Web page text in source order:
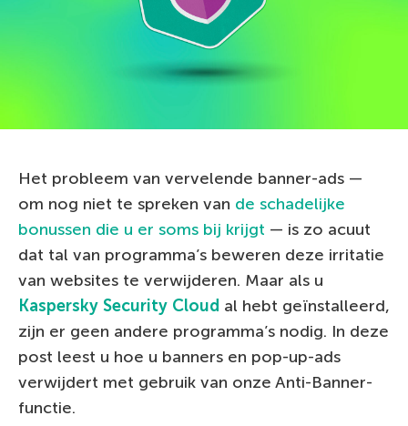
Het probleem van vervelende banner-ads —
om nog niet te spreken van de schadelijke
bonussen die u er soms bij krijgt — is zo acuut
dat tal van programma’s beweren deze irritatie
van websites te verwijderen. Maar als u
Kaspersky Security Cloud al hebt geïnstalleerd,
zijn er geen andere programma’s nodig. In deze
post leest u hoe u banners en pop-up-ads
verwijdert met gebruik van onze Anti-Banner-
functie.